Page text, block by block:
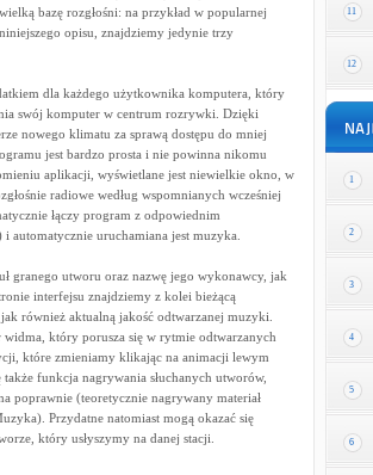
bazę rozgłośni: na przykład w popularnej
opisu, znajdziemy jedynie trzy
dla każdego użytkownika komputera, który
swój komputer w centrum rozrywki. Dzięki
nowego klimatu za sprawą dostępu do mniej
jest bardzo prosta i nie powinna nikomu
aplikacji, wyświetlane jest niewielkie okno, w
radiowe według wspomnianych wcześniej
łączy program z odpowiednim
automatycznie uruchamiana jest muzyka.
granego utworu oraz nazwę jego wykonawcy, jak
interfejsu znajdziemy z kolei bieżącą
również aktualną jakość odtwarzanej muzyki.
który porusza się w rytmie odtwarzanych
które zmieniamy klikając na animacji lewym
funkcja nagrywania słuchanych utworów,
poprawnie (teoretycznie nagrywany materiał
Przydatne natomiast mogą okazać się
który usłyszymy na danej stacji.
11
12
1
2
3
4
5
6